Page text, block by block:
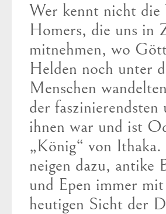
Wer kennt nicht die
Homers, die uns in
mitnehmen, wo
Helden noch unter
Menschen
der faszinierendsten
ihnen war und ist
„König“ von
neigen dazu, antike
und Epen immer
heutigen Sicht der